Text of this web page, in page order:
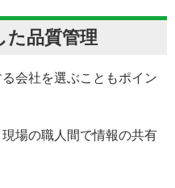
た品質管理
会社を選ぶこともポイン
場の職人間で情報の共有